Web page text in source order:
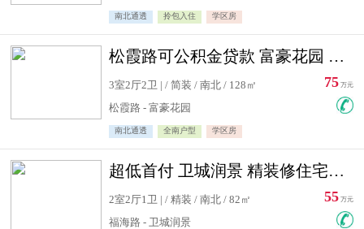
南北通透 拎包入住 学区房
松霞路可公积金贷款 富豪花园 复式住宅急售送小棚
3室2厅2卫 | / 简装 / 南北 / 128㎡
松霞路 - 富豪花园
南北通透 全南户型 学区房
75 万元
超低首付 卫城润景 精装修住宅急售 可公积金贷款
2室2厅1卫 | / 精装 / 南北 / 82㎡
福海路 - 卫城润景
55 万元